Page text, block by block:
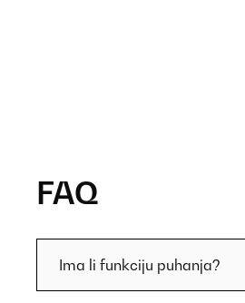
FAQ
Ima li funkciju puhanja?